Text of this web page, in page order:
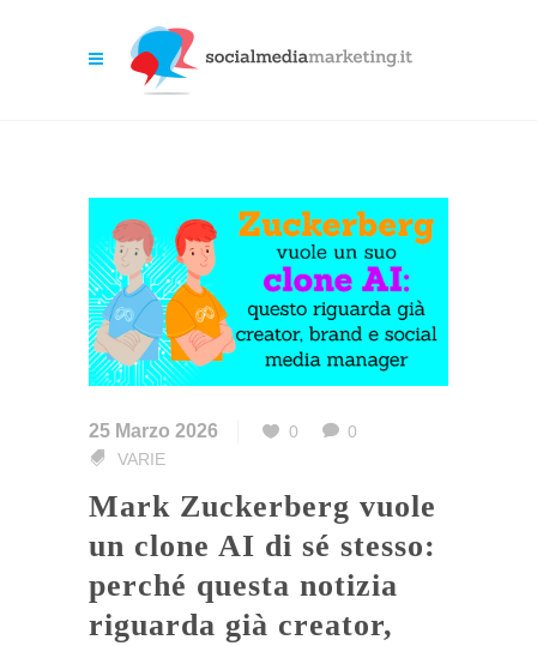
25 Marzo 2026 0
0
VARIE
Mark Zuckerberg vuole
un clone AI di sé stesso:
perché questa notizia
riguarda già creator,